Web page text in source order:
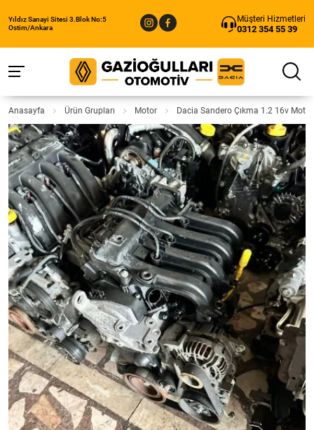
Yıldız Sanayi Sitesi 3.Blok No:5
Ostim/Ankara
Müşteri Hizmetleri
0312 354 55 39
Anasayfa Ürün Grupları Motor Dacia Sandero Çıkma 1.2 16v